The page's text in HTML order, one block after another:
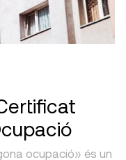
ocupació» és un